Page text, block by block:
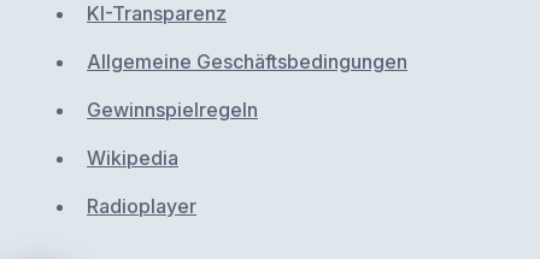
KI-Transparenz
Allgemeine Geschäftsbedingungen
Gewinnspielregeln
Wikipedia
Radioplayer